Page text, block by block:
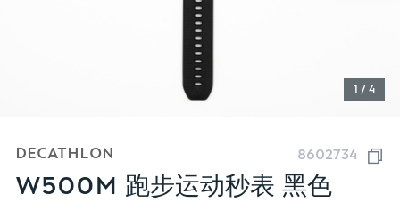
1 / 4
DECATHLON 8602734
W500M 跑步运动秒表 黑色